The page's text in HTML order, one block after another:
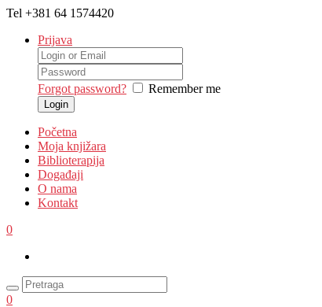
Tel +381 64 1574420
Prijava
Forgot password? Remember me
Početna
Moja knjižara
Biblioterapija
Događaji
O nama
Kontakt
0
0